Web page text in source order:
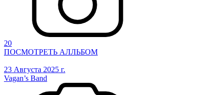
20
ПОСМОТРЕТЬ АЛЛЬБОМ
23 Августа 2025 г.
Vagan’s Band